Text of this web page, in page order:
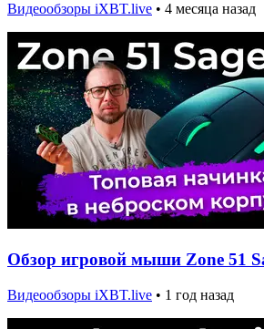
Видеообзоры iXBT.live • 4 месяца назад
Обзор игровой мыши Zone 51
Видеообзоры iXBT.live • 1 год назад